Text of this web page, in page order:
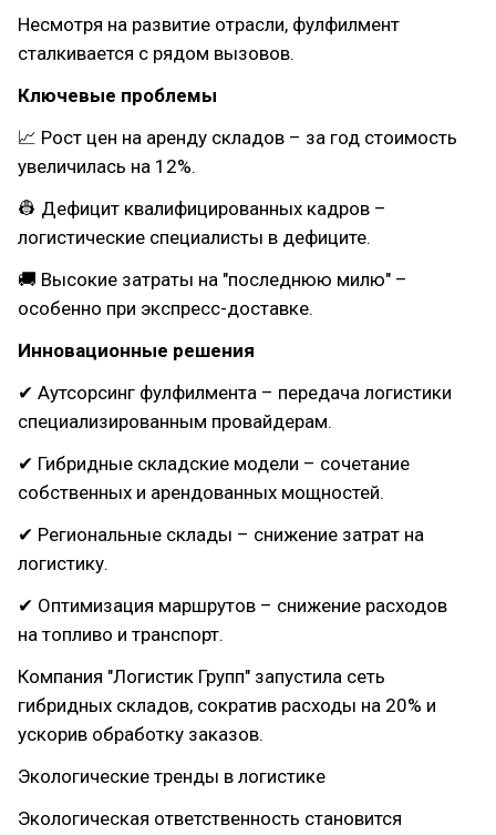
Несмотря на развитие отрасли, фулфилмент
сталкивается с рядом вызовов.
Ключевые проблемы
📈 Рост цен на аренду складов – за год стоимость
увеличилась на 12%.
👷 Дефицит квалифицированных кадров –
логистические специалисты в дефиците.
🚚 Высокие затраты на "последнюю милю" –
особенно при экспресс-доставке.
Инновационные решения
✔ Аутсорсинг фулфилмента – передача логистики
специализированным провайдерам.
✔ Гибридные складские модели – сочетание
собственных и арендованных мощностей.
✔ Региональные склады – снижение затрат на
логистику.
✔ Оптимизация маршрутов – снижение расходов
на топливо и транспорт.
Компания "Логистик Групп" запустила сеть
гибридных складов, сократив расходы на 20% и
ускорив обработку заказов.
Экологические тренды в логистике
Экологическая ответственность становится